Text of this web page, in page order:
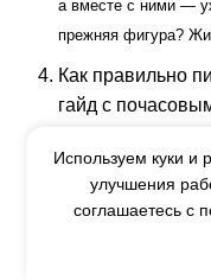
а вместе с ними —
прежняя фигура?
Как правильно
гайд с
похудения —
весу Корректировка
Водная диета:
воду с пользой
Используем куки и
улучшения
соглашаетесь с